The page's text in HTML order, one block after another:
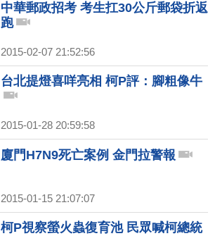
中華郵政招考 考生扛30公斤郵袋折返
跑
2015-02-07 21:52:56
台北提燈喜咩亮相 柯P評：腳粗像牛
2015-01-28 20:59:58
廈門H7N9死亡案例 金門拉警報
2015-01-15 21:07:07
柯P視察螢火蟲復育池 民眾喊柯總統